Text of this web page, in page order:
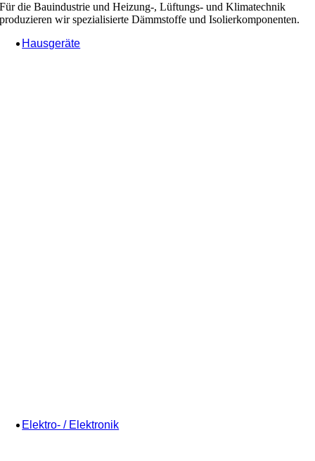
Für die Bauindustrie und Heizung-, Lüftungs- und Klimatechnik
produzieren wir spezialisierte Dämmstoffe und Isolierkomponenten.
Hausgeräte
Elektro- / Elektronik